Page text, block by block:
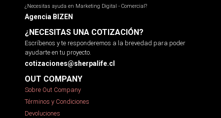
¿Necesitas ayuda en Marketing Digital - Comercial?
Agencia BIZEN
¿NECESITAS UNA COTIZACIÓN?
Escríbenos y te responderemos a la brevedad para poder
ayudarte en tu proyecto.
cotizaciones@sherpalife.cl
OUT COMPANY
Sobre Out Company
Términos y Condiciones
Devoluciones